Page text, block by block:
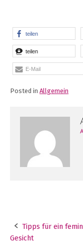
teilen
teilen
E-Mail
Posted in Allgemein
Post
Tipps für ein
Gesicht